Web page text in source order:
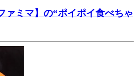
ァミマ】の“ポイポイ食べちゃ